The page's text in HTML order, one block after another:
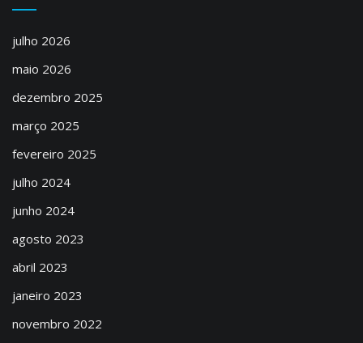
julho 2026
maio 2026
dezembro 2025
março 2025
fevereiro 2025
julho 2024
junho 2024
agosto 2023
abril 2023
janeiro 2023
novembro 2022